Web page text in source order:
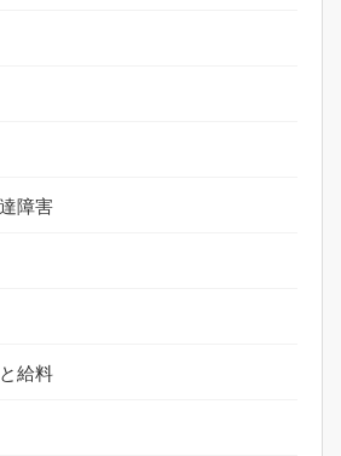
障害
給料